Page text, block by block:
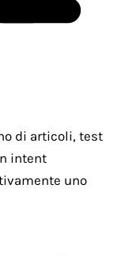
di articoli, test
intent
uno